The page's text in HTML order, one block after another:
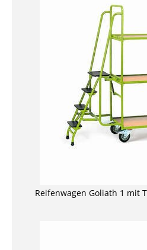
Reifenwagen Goliath 1 mit